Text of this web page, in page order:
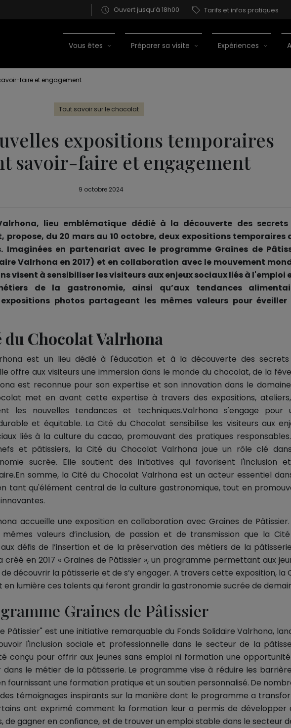
Ouvert jusqu’à 18h00 Tarifs et infos pratiques
Vous êtes Préparer sa visite Expériences
faire et engagement
Tout savoir sur le chocolat
expositions temporaires
savoir-faire et engagement
9 octobre 2024
lieu emblématique dédié à la découverte des secrets
du 20 mars au 10 octobre, deux expositions temporaires
Imaginées en partenariat avec le programme Graines de
Valrhona en 2017) et en collaboration avec le mouvement
visent à sensibiliser les visiteurs aux enjeux sociaux liés à l'emploi
de la gastronomie, ainsi qu’aux tendances
expositions photos partageant les mêmes valeurs pour éveiller
du Chocolat Valrhona
est un lieu dédié à l'éducation et à la découverte des
offre aux visiteurs une immersion dans le monde du chocolat, de la
est reconnue pour son expertise et son innovation dans le
met en avant cette expertise à travers des expositions,
les nouvelles tendances et techniques.Valrhona s'engage pour
et équitable. La Cité du Chocolat sensibilise les visiteurs aux
liés à la culture du cacao, promouvant des pratiques
et pâtissiers, la Cité du Chocolat Valrhona joue un rôle clé
sucrée. Elle soutient des initiatives qui favorisent l'inclusion
somme, la Cité du Chocolat Valrhona est un acteur essentiel
tant qu'élément central de la culture gastronomique, tout en
accueille une exposition en collaboration avec Graines de Pâtissier.
valeurs d’inclusion, de passion et de transmission que la
défis de l’insertion et de la préservation des métiers de la
créé en 2017 « Graines de Pâtissier », un programme permettant aux
découvrir la pâtisserie et de s’y engager. A travers cette exposition, la
lumière ces talents qui feront grandir la gastronomie sucrée de
Graines de Pâtissier
Pâtissier" est une initiative remarquable du Fonds Solidaire Valrhona,
l'inclusion sociale et professionnelle dans le secteur de la
conçu pour offrir aux jeunes sans emploi ni formation une
le métier de la pâtisserie. Le programme vise à réduire les
fournissant une formation pratique et un soutien personnalisé. De
témoignages inspirants sur la manière dont le programme a
ont exprimé comment la formation leur a permis de développer
de gagner en confiance, et de trouver un emploi stable dans le secteur